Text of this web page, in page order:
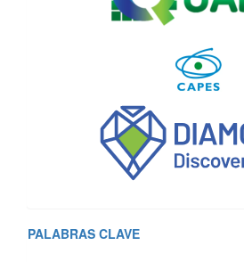
PALABRAS CLAVE